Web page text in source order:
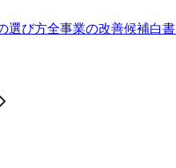
選び方全事業の改善候補白書